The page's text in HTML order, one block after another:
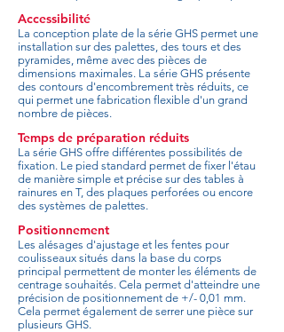
Accessibilité
La conception plate de la série GHS permet une
installation sur des palettes, des tours et des
pyramides, même avec des pièces de
dimensions maximales. La série GHS présente
des contours d'encombrement très réduits, ce
qui permet une fabrication flexible d'un grand
nombre de pièces.
Temps de préparation réduits
La série GHS offre différentes possibilités de
fixation. Le pied standard permet de fixer l'étau
de manière simple et précise sur des tables à
rainures en T, des plaques perforées ou encore
des systèmes de palettes.
Positionnement
Les alésages d'ajustage et les fentes pour
coulisseaux situés dans la base du corps
principal permettent de monter les éléments de
centrage souhaités. Cela permet d'atteindre une
précision de positionnement de +/- 0,01 mm.
Cela permet également de serrer une pièce sur
plusieurs GHS.